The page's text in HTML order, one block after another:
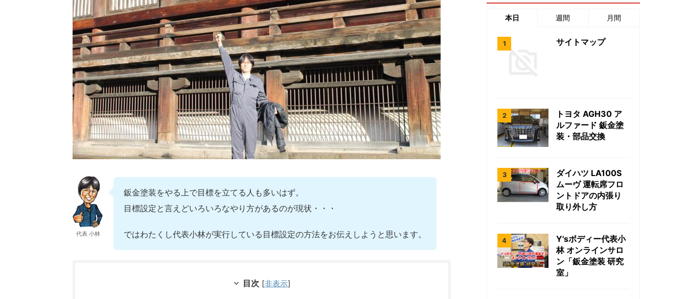
代表 小林
鈑金塗装をやる上で目標を立てる人も多いはず。
目標設定と言えどいろいろなやり方があるのが現状・・・
ではわたくし代表小林が実行している目標設定の方法をお伝えしようと思います。
目次 [非表示]
本日 週間 月間
サイトマップ
トヨタ AGH30 ア
ルファード 鈑金塗
装・部品交換
ダイハツ LA100S
ムーヴ 運転席フロ
ントドアの内張り
取り外し方
Y'sボディー代表小
林 オンラインサロ
ン「鈑金塗装 研究
室」